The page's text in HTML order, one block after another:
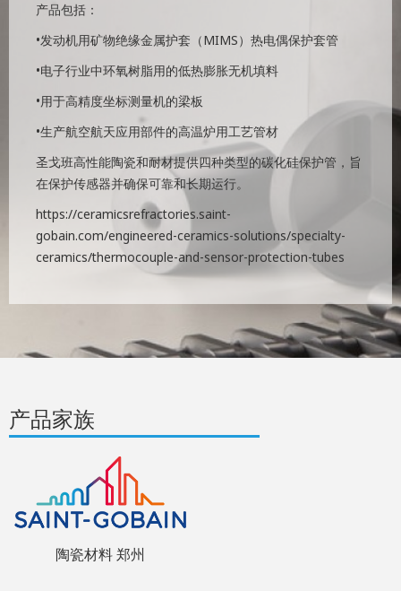
产品包括：
•发动机用矿物绝缘金属护套（MIMS）热电偶保护套管
•电子行业中环氧树脂用的低热膨胀无机填料
•用于高精度坐标测量机的梁板
•生产航空航天应用部件的高温炉用工艺管材
圣戈班高性能陶瓷和耐材提供四种类型的碳化硅保护管，旨
在保护传感器并确保可靠和长期运行。
https://ceramicsrefractories.saint-
gobain.com/engineered-ceramics-solutions/specialty-
ceramics/thermocouple-and-sensor-protection-tubes
产品家族
陶瓷材料 郑州